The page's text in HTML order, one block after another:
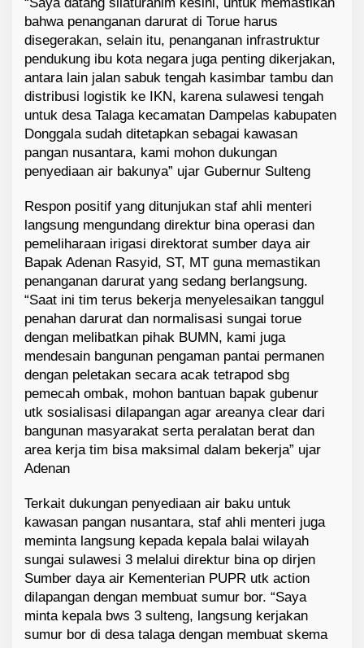
bahwa penanganan darurat di Torue harus
disegerakan, selain itu, penanganan infrastruktur
pendukung ibu kota negara juga penting dikerjakan,
antara lain jalan sabuk tengah kasimbar tambu dan
distribusi logistik ke IKN, karena sulawesi tengah
untuk desa Talaga kecamatan Dampelas kabupaten
Donggala sudah ditetapkan sebagai kawasan
pangan nusantara, kami mohon dukungan
penyediaan air bakunya” ujar Gubernur Sulteng
Respon positif yang ditunjukan staf ahli menteri
langsung mengundang direktur bina operasi dan
pemeliharaan irigasi direktorat sumber daya air
Bapak Adenan Rasyid, ST, MT guna memastikan
penanganan darurat yang sedang berlangsung.
“Saat ini tim terus bekerja menyelesaikan tanggul
penahan darurat dan normalisasi sungai torue
dengan melibatkan pihak BUMN, kami juga
mendesain bangunan pengaman pantai permanen
dengan peletakan secara acak tetrapod sbg
pemecah ombak, mohon bantuan bapak gubenur
utk sosialisasi dilapangan agar areanya clear dari
bangunan masyarakat serta peralatan berat dan
area kerja tim bisa maksimal dalam bekerja” ujar
Adenan
Terkait dukungan penyediaan air baku untuk
kawasan pangan nusantara, staf ahli menteri juga
meminta langsung kepada kepala balai wilayah
sungai sulawesi 3 melalui direktur bina op dirjen
Sumber daya air Kementerian PUPR utk action
dilapangan dengan membuat sumur bor. “Saya
minta kepala bws 3 sulteng, langsung kerjakan
sumur bor di desa talaga dengan membuat skema